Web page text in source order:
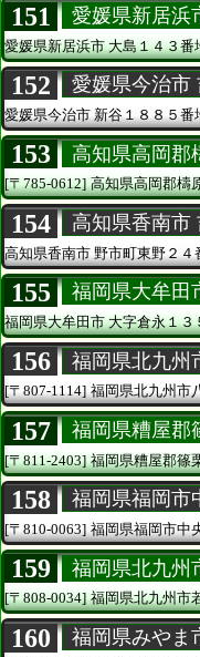
151 愛媛県新居浜
愛媛県新居浜市大島１４３番
152 愛媛県今治市
愛媛県今治市 新谷１８８５番
153 高知県高岡郡
[〒785-0612] 高知県高岡郡檮
154 高知県香南市
高知県香南市 野市町東野２４
155 福岡県大牟田
福岡県大牟田市大字倉永１３
156 福岡県北九州
[〒807-1114] 福岡県北九州市
157 福岡県糟屋郡
[〒811-2403] 福岡県糟屋郡篠
158 福岡県福岡市
[〒810-0063] 福岡県福岡市中
159 福岡県北九州
[〒808-0034] 福岡県北九州市
160 福岡県みやま